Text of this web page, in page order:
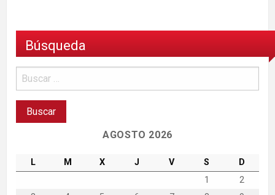
Búsqueda
AGOSTO 2026
L M X J V S
D
1
2